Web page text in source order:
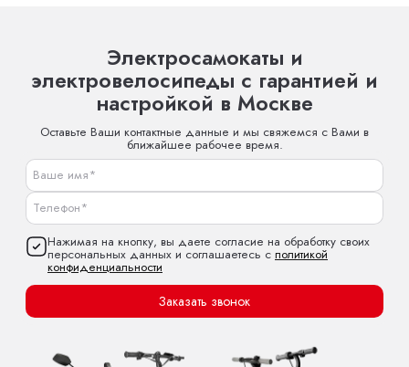
Электросамокаты и
электровелосипеды с гарантией и
настройкой в Москве
Оставьте Ваши контактные данные и мы свяжемся с Вами в
ближайшее рабочее время.
Нажимая на кнопку, вы даете согласие на обработку своих
персональных данных и соглашаетесь с политикой
конфиденциальности
Заказать звонок